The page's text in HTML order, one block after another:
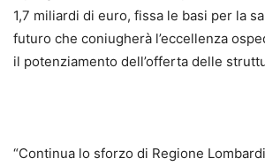
1,7 miliardi di euro, fissa le basi per la
futuro che coniugherà l’eccellenza
il potenziamento dell’offerta delle
“Continua lo sforzo di Regione